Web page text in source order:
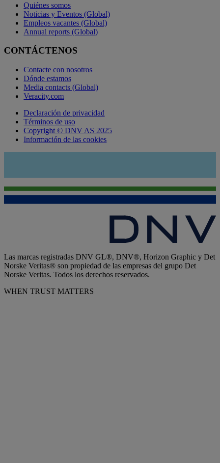
Quiénes somos
Noticias y Eventos (Global)
Empleos vacantes (Global)
Annual reports (Global)
CONTÁCTENOS
Contacte con nosotros
Dónde estamos
Media contacts (Global)
Veracity.com
Declaración de privacidad
Términos de uso
Copyright © DNV AS 2025
Información de las cookies
Las marcas registradas DNV GL®, DNV®, Horizon Graphic y Det
Norske Veritas® son propiedad de las empresas del grupo Det
Norske Veritas. Todos los derechos reservados.
WHEN TRUST MATTERS